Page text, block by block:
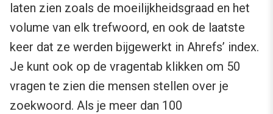
laten zien zoals de moeilijkheidsgraad en het
volume van elk trefwoord, en ook de laatste
keer dat ze werden bijgewerkt in Ahrefs’ index.
Je kunt ook op de vragentab klikken om 50
vragen te zien die mensen stellen over je
zoekwoord. Als je meer dan 100